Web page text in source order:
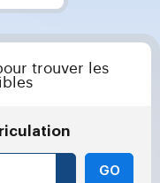
trouver les
GO